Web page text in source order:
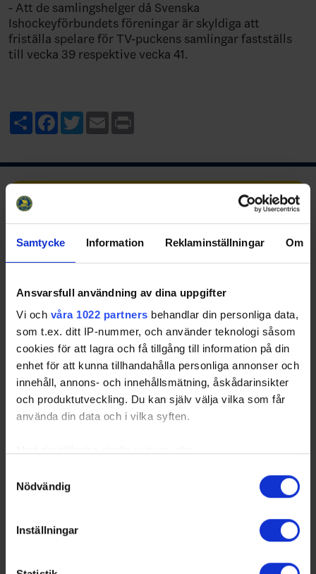
Samtycke Information Reklaminställningar Om
Ansvarsfull användning av dina uppgifter
Vi och våra 1022 partners behandlar din personliga data,
som t.ex. ditt IP-nummer, och använder teknologi såsom
cookies för att lagra och få tillgång till information på din
enhet för att kunna tillhandahålla personliga annonser och
innehåll, annons- och innehållsmätning, åskådarinsikter
och produktutveckling. Du kan själv välja vilka som får
använda din data och i vilka syften.
som kan ha en noggrannhet på upp till flera meter
Ta reda på mer om hur dina personliga uppgifter
Nödvändig
Inställningar
- Att de samlingshelger då Svenska
Ishockeyförbundets föreningar är skyldiga att
friställa spelare för TV-puckens samlingar fastställs
till vecka 39 respektive vecka 41.
ShareFacebook
TwitterEmail
Huvudpartners